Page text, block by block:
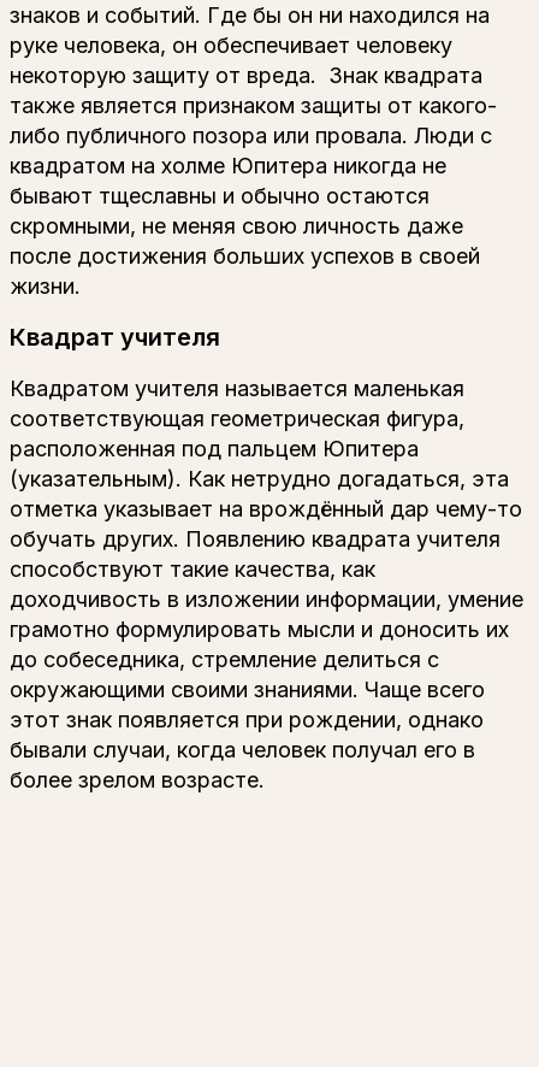
знаков и событий. Где бы он ни находился на
руке человека, он обеспечивает человеку
некоторую защиту от вреда. Знак квадрата
также является признаком защиты от какого-
либо публичного позора или провала. Люди с
квадратом на холме Юпитера никогда не
бывают тщеславны и обычно остаются
скромными, не меняя свою личность даже
после достижения больших успехов в своей
жизни.
Квадрат учителя
Квадратом учителя называется маленькая
соответствующая геометрическая фигура,
расположенная под пальцем Юпитера
(указательным). Как нетрудно догадаться, эта
отметка указывает на врождённый дар чему-то
обучать других. Появлению квадрата учителя
способствуют такие качества, как
доходчивость в изложении информации, умение
грамотно формулировать мысли и доносить их
до собеседника, стремление делиться с
окружающими своими знаниями. Чаще всего
этот знак появляется при рождении, однако
бывали случаи, когда человек получал его в
более зрелом возрасте.